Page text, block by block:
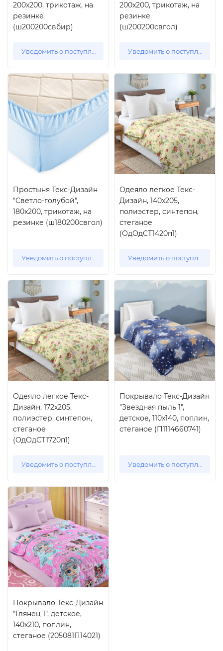
200x200, трикотаж, на
резинке
(ш200200свбир)
Уведомить о поступлении
200x200, трикотаж, на
резинке
(ш200200свгол)
Уведомить о поступлении
Простыня Текс-Дизайн
"Светло-голубой",
180x200, трикотаж, на
резинке (ш180200свгол)
Уведомить о поступлении
Одеяло легкое Текс-
Дизайн, 140x205,
полиэстер, синтепон,
стеганое
(ОдОдСТ1420п1)
Уведомить о поступлении
Одеяло легкое Текс-
Дизайн, 172x205,
полиэстер, синтепон,
стеганое
(ОдОдСТ1720п1)
Уведомить о поступлении
Покрывало Текс-Дизайн
"Звездная пыль 1",
детское, 110x140, поплин,
стеганое (П1114660741)
Уведомить о поступлении
Покрывало Текс-Дизайн
"Глянец 1", детское,
140x210, поплин,
стеганое (205081П14021)